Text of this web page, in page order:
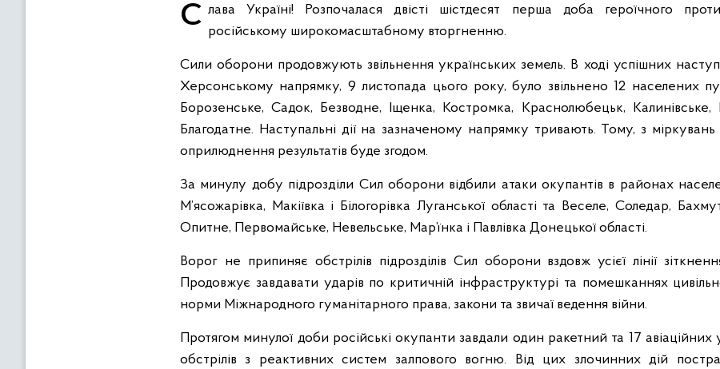
Слава Україні! Розпочалася двісті шістдесят перша доба героїчного протистояння Української нації російському широкомасштабному вторгненню.
Сили оборони продовжують звільнення українських земель. В ході успішних
Херсонському напрямку, 9 листопада цього року, було звільнено 12 населених
Борозенське, Садок, Безводне, Іщенка, Костромка, Краснолюбецьк,
Благодатне. Наступальні дії на зазначеному напрямку тривають. Тому, з міркувань
оприлюднення результатів буде згодом.
За минулу добу підрозділи Сил оборони відбили атаки окупантів в районах
М’ясожарівка, Макіївка і Білогорівка Луганської області та Веселе, Соледар,
Опитне, Первомайське, Невельське, Мар’їнка і Павлівка Донецької області.
Ворог не припиняє обстрілів підрозділів Сил оборони вздовж усієї лінії
Продовжує завдавати ударів по критичній інфраструктурі та помешканнях
норми Міжнародного гуманітарного права, закони та звичаї ведення війни.
Протягом минулої доби російські окупанти завдали один ракетний та 17 авіаційних
обстрілів з реактивних систем залпового вогню. Від цих злочинних дій